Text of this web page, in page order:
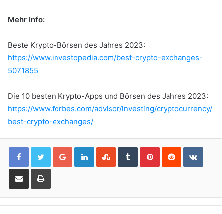
Mehr Info:
Beste Krypto-Börsen des Jahres 2023:
https://www.investopedia.com/best-crypto-exchanges-
5071855
Die 10 besten Krypto-Apps und Börsen des Jahres 2023:
https://www.forbes.com/advisor/investing/cryptocurrency/
best-crypto-exchanges/
Google+LinkedInStumbleUpon
TumblrPinterestReddit
Share via Email Print